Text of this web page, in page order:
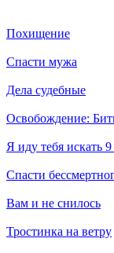
Похищение
Спасти мужа
Дела судебные
Освобождение:
Я иду тебя искать 9
Спасти
Вам и не снилось
Тростинка на ветру